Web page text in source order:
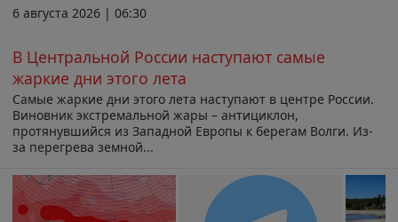
6 августа 2026 | 06:30
В Центральной России наступают самые
жаркие дни этого лета
Самые жаркие дни этого лета наступают в центре России.
Виновник экстремальной жары – антициклон,
протянувшийся из Западной Европы к берегам Волги. Из-
за перегрева земной...